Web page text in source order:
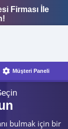
Firması İle
Müşteri Paneli
bulmak için bir